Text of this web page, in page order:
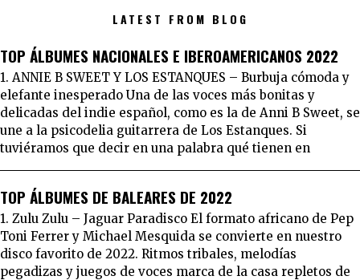
LATEST FROM BLOG
TOP ÁLBUMES NACIONALES E IBEROAMERICANOS 2022
1. ANNIE B SWEET Y LOS ESTANQUES – Burbuja cómoda y
elefante inesperado Una de las voces más bonitas y
delicadas del indie español, como es la de Anni B Sweet, se
une a la psicodelia guitarrera de Los Estanques. Si
tuviéramos que decir en una palabra qué tienen en
TOP ÁLBUMES DE BALEARES DE 2022
1. Zulu Zulu – Jaguar Paradisco El formato africano de Pep
Toni Ferrer y Michael Mesquida se convierte en nuestro
disco favorito de 2022. Ritmos tribales, melodías
pegadizas y juegos de voces marca de la casa repletos de